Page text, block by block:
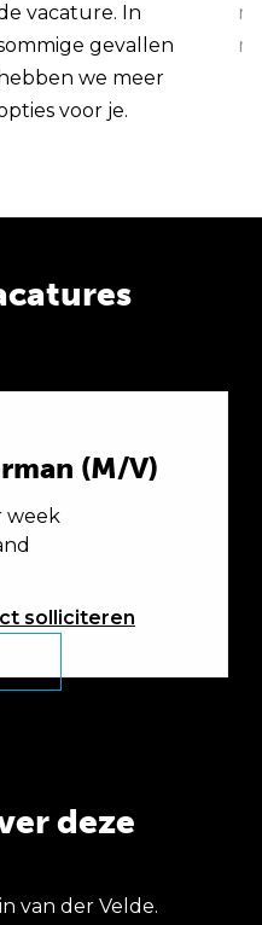
vacature. In
gevallen
hebben we meer
voor je.
(M/V)
week
solliciteren
deze
van der Velde.